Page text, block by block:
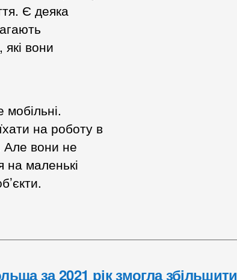
Є деяка
вони
на роботу в
Але вони не
на маленькі
за 2021 рік змогла збільшити